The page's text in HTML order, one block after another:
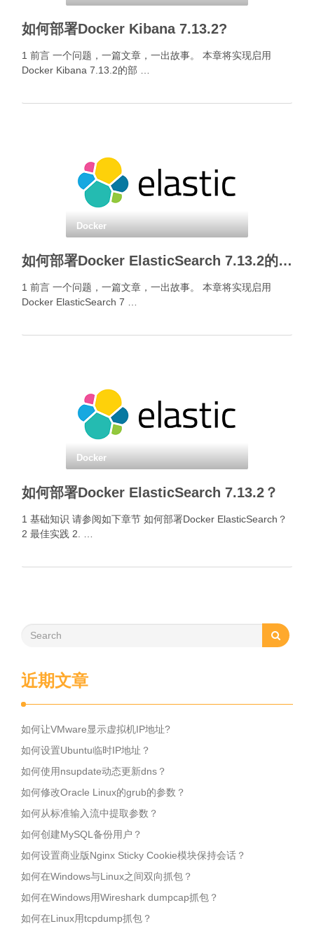
如何部署Docker Kibana 7.13.2?
1 前言 一个问题，一篇文章，一出故事。 本章将实现启用
Docker Kibana 7.13.2的部 …
Docker
如何部署Docker ElasticSearch 7.13.2的安全认证？
1 前言 一个问题，一篇文章，一出故事。 本章将实现启用
Docker ElasticSearch 7 …
Docker
如何部署Docker ElasticSearch 7.13.2？
1 基础知识 请参阅如下章节 如何部署Docker ElasticSearch？
2 最佳实践 2. …
近期文章
如何让VMware显示虚拟机IP地址?
如何设置Ubuntu临时IP地址？
如何使用nsupdate动态更新dns？
如何修改Oracle Linux的grub的参数？
如何从标准输入流中提取参数？
如何创建MySQL备份用户？
如何设置商业版Nginx Sticky Cookie模块保持会话？
如何在Windows与Linux之间双向抓包？
如何在Windows用Wireshark dumpcap抓包？
如何在Linux用tcpdump抓包？